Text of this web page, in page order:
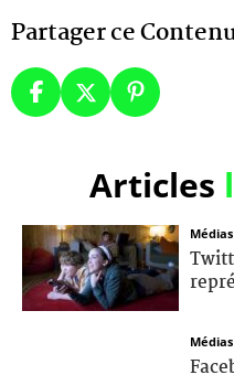
Partager ce
Articles
Médias
Médias